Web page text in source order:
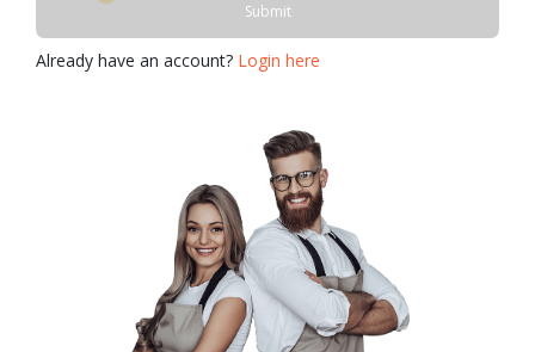
Submit
Already have an account? Login here